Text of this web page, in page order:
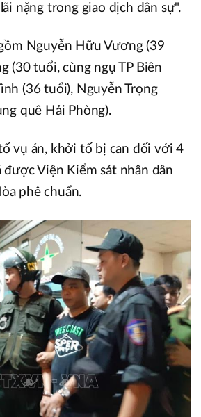
nặng trong giao dịch dân sự".
Nguyễn Hữu Vương (39
(30 tuổi, cùng ngụ TP Biên
(36 tuổi), Nguyễn Trọng
quê Hải Phòng).
vụ án, khởi tố bị can đối với 4
Viện Kiểm sát nhân dân
phê chuẩn.